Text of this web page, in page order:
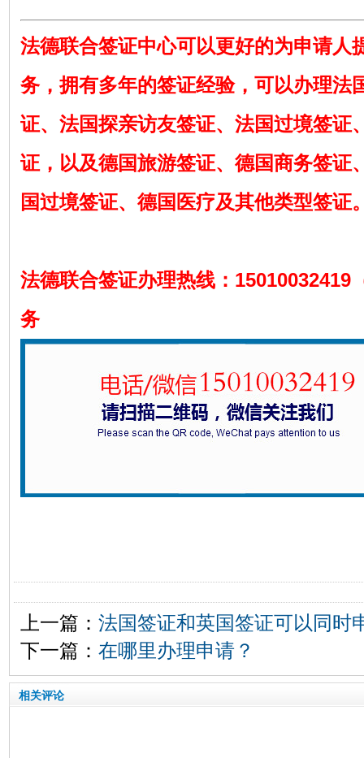
法德联合签证中心可以更好的为申请人
务，拥有多年的签证经验，可以办理法
证、法国探亲访友签证、法国过境签证
证，以及德国旅游签证、德国商务签证
国过境签证、德国医疗及其他类型签证
法德联合签证办理热线：15010032419
务
上一篇： 法国签证和英国签证可以同时
下一篇： 在哪里办理申请？
相关评论